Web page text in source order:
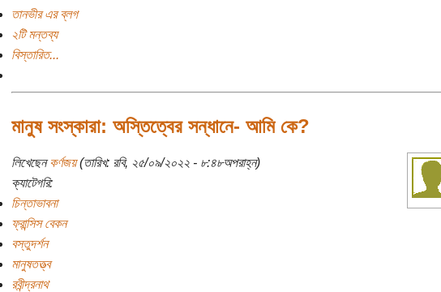
তানভীর এর ব্লগ
২টি মন্তব্য
বিস্তারিত...
মানুষ সংস্কারা: অস্তিত্বের সন্ধানে- আমি কে?
লিখেছেনকর্ণজয়(তারিখ: রবি, ২৫/০৯/২০২২ - ৮:৪৮অপরাহ্ন)
ক্যাটেগরি:
চিন্তাভাবনা
ফ্রান্সিস বেকন
বস্তুদর্শন
মানুষতত্ত্ব
রবীন্দ্রনাথ